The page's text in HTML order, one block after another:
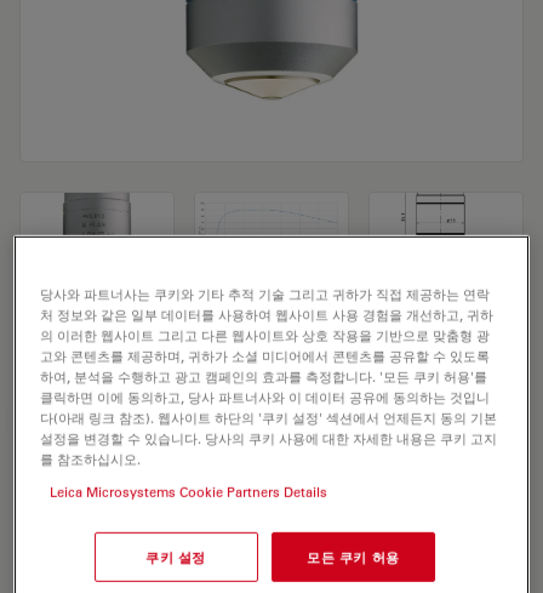
Microscope Objective N PLAN 40x/0,65
견적 요청하기
ourObjective Finder, compare
alternatives, and find the best fit for
your needs.
당사와 파트너사는 쿠키와 기타 추적 기술 그리고 귀하가 직접 제공하는 연락
처 정보와 같은 일부 데이터를 사용하여 웹사이트 사용 경험을 개선하고, 귀하
의 이러한 웹사이트 그리고 다른 웹사이트와 상호 작용을 기반으로 맞춤형 광
고와 콘텐츠를 제공하며, 귀하가 소셜 미디어에서 콘텐츠를 공유할 수 있도록
하여, 분석을 수행하고 광고 캠페인의 효과를 측정합니다. '모든 쿠키 허용'를
클릭하면 이에 동의하고, 당사 파트너사와 이 데이터 공유에 동의하는 것입니
다(아래 링크 참조). 웹사이트 하단의 '쿠키 설정' 섹션에서 언제든지 동의 기본
설정을 변경할 수 있습니다. 당사의 쿠키 사용에 대한 자세한 내용은 쿠키 고지
를 참조하십시오.
Leica Microsystems Cookie Partners Details
쿠키 설정 모든 쿠키 허용